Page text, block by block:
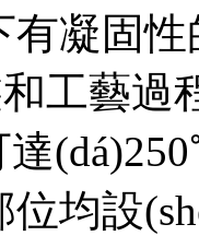
下有凝
工藝過
均設